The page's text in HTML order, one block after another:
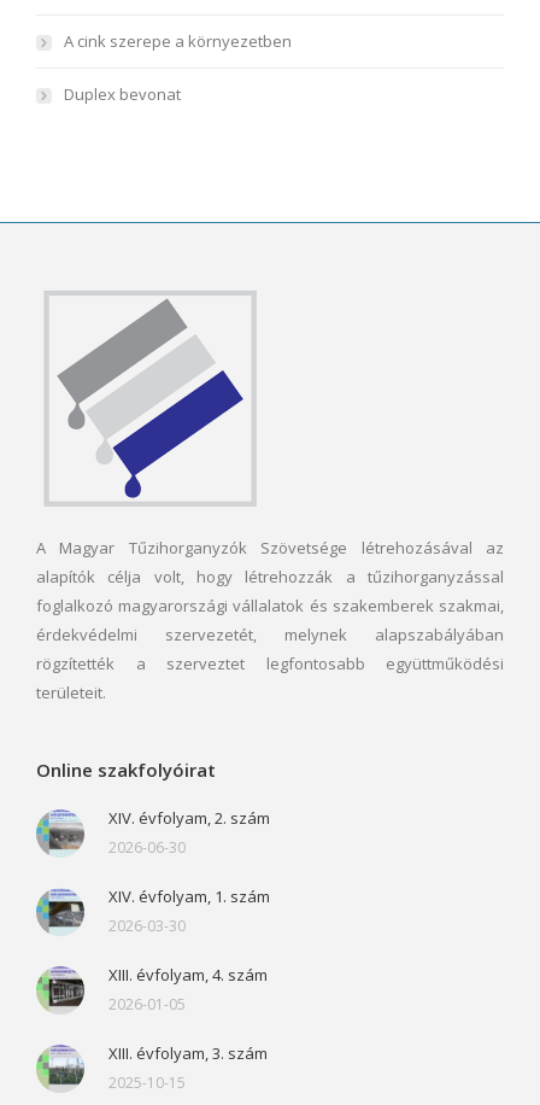
A cink szerepe a környezetben
Duplex bevonat
A Magyar Tűzihorganyzók Szövetsége létrehozásával az
alapítók célja volt, hogy létrehozzák a tűzihorganyzással
foglalkozó magyarországi vállalatok és szakemberek szakmai,
érdekvédelmi szervezetét, melynek alapszabályában
rögzítették a szerveztet legfontosabb együttműködési
területeit.
Online szakfolyóirat
XIV. évfolyam, 2. szám
2026-06-30
XIV. évfolyam, 1. szám
2026-03-30
XIII. évfolyam, 4. szám
2026-01-05
XIII. évfolyam, 3. szám
2025-10-15